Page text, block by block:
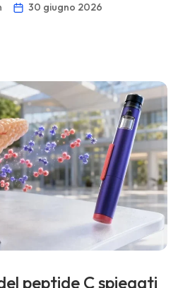
📅 30 giugno 2026 📝
30 giugno 2026
peptide C spiegati